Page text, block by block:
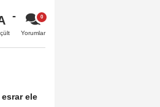
Yorumlar
ele